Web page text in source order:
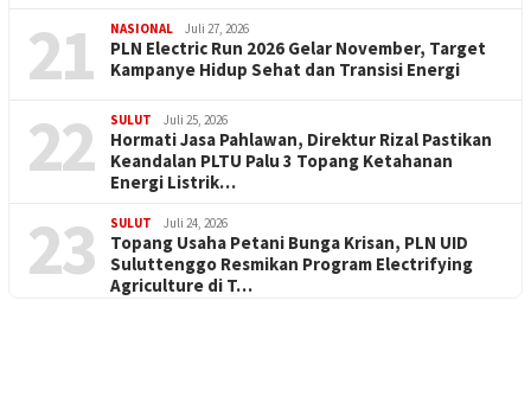
21 NASIONAL Juli 27, 2026
PLN Electric Run 2026 Gelar November, Target
Kampanye Hidup Sehat dan Transisi Energi
22 SULUT Juli 25, 2026
Hormati Jasa Pahlawan, Direktur Rizal Pastikan
Keandalan PLTU Palu 3 Topang Ketahanan
Energi Listrik…
23 SULUT Juli 24, 2026
Topang Usaha Petani Bunga Krisan, PLN UID
Suluttenggo Resmikan Program Electrifying
Agriculture di T…